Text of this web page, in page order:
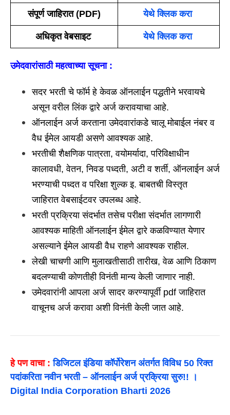
संपूर्ण जाहिरात (PDF) येथे क्लिक करा
अधिकृत वेबसाइट येथे क्लिक करा
उमेदवारांसाठी महत्वाच्या सूचना :
सदर भरती चे फॉर्म हे केवळ ऑनलाईन पद्धतीने भरवायचे
असून वरील लिंक द्वारे अर्ज करावयाचा आहे.
ऑनलाईन अर्ज करताना उमेदवारांकडे चालू मोबाईल नंबर व
वैध ईमेल आयडी असणे आवश्यक आहे.
भरतीची शैक्षणिक पात्रता, वयोमर्यादा, परिविक्षाधीन
कालावधी, वेतन, निवड पध्दती, अटी व शर्ती, ऑनलाईन अर्ज
भरण्याची पध्दत व परिक्षा शुल्क इ. बाबतची विस्तृत
जाहिरात वेबसाईटवर उपलब्ध आहे.
भरती प्रक्रिया संदर्भात तसेच परीक्षा संदर्भात लागणारी
आवश्यक माहिती ऑनलाईन ईमेल द्वारे कळविण्यात येणार
असल्याने ईमेल आयडी वैध राहणे आवश्यक राहील.
लेखी चाचणी आणि मुलाखतीसाठी तारीख, वेळ आणि ठिकाण
बदलण्याची कोणतीही विनंती मान्य केली जाणार नाही.
उमेदवारांनी आपला अर्ज सादर करण्यापूर्वी pdf जाहिरात
वाचूनच अर्ज करावा अशी विनंती केली जात आहे.
हे पण वाचा : डिजिटल इंडिया कॉर्पोरेशन अंतर्गत विविध 50 रिक्त
पदांकरिता नवीन भरती – ऑनलाईन अर्ज प्रक्रिया सुरु!! ।
Digital India Corporation Bharti 2026